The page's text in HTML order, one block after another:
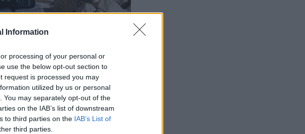
Information
processing of your personal or
use the below opt-out section to
request is processed you may
utilized by us or personal
may separately opt-out of the
on the IAB’s list of downstream
to third parties on the IAB’s List of
third parties.